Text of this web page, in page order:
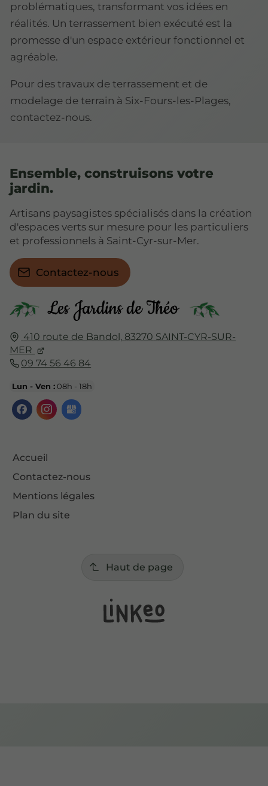
problématiques, transformant vos idées en
réalités. Un terrassement bien exécuté est la
promesse d'un espace extérieur fonctionnel et
agréable.
Pour des travaux de terrassement et de
modelage de terrain à Six-Fours-les-Plages,
contactez-nous.
410 route de Bandol, 83270 SAINT-CYR-SUR-
MER
09 74 56 46 84
Lun - Ven :08h - 18h
Accueil
Contactez-nous
Mentions légales
Plan du site
Ensemble, construisons votre
jardin.
Artisans paysagistes spécialisés dans la création
d'espaces verts sur mesure pour les particuliers
et professionnels à Saint-Cyr-sur-Mer.
Contactez-nous
Haut de page